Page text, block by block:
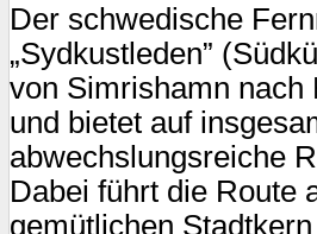
Der schwedische
„Sydkustleden”
von Simrishamn nach
und bietet auf
abwechslungsreiche
Dabei führt die Route
gemütlichen